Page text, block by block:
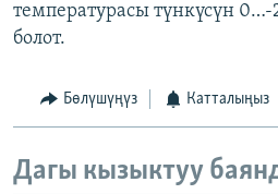
температурасы түнкүсүн 0…-
болот.
Бөлүшүңүз Катталыңыз
Дагы кызыктуу